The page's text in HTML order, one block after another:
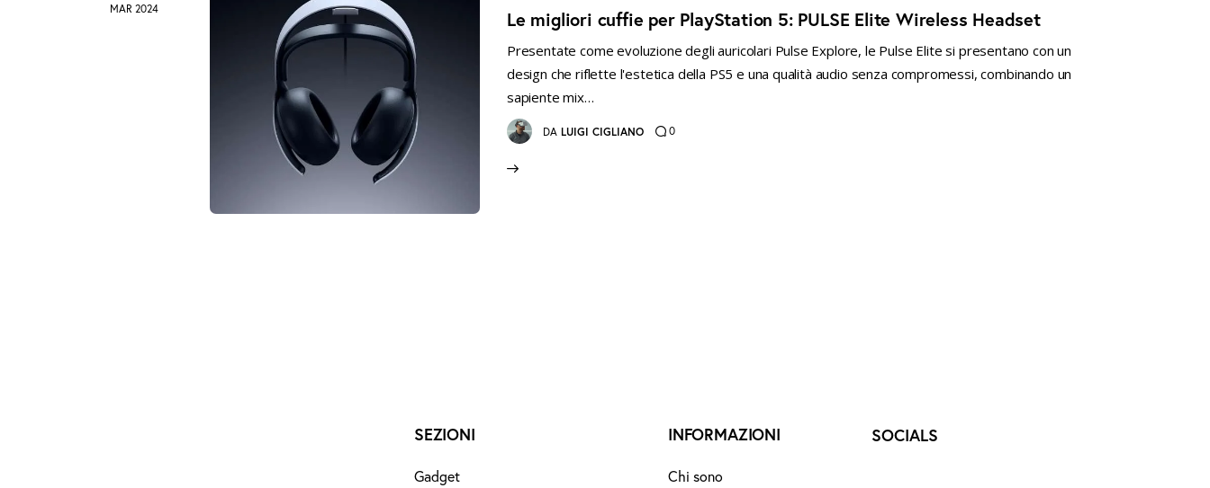
MAR 2024 Le migliori cuffie per PlayStation 5: PULSE Elite Wireless Headset
Presentate come evoluzione degli auricolari Pulse Explore, le Pulse Elite si presentano con un
design che riflette l'estetica della PS5 e una qualità audio senza compromessi, combinando un
sapiente mix…
DA LUIGI CIGLIANO 0
SEZIONI
Gadget
INFORMAZIONI
Chi sono
SOCIALS